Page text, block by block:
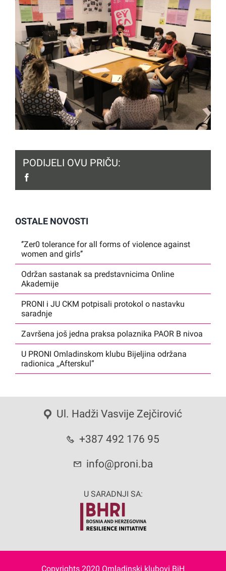
PODIJELI OVU PRIČU:
OSTALE NOVOSTI
‘’Zer0 tolerance for all forms of violence against
women and girls’’
Održan sastanak sa predstavnicima Online
Akademije
PRONI i JU CKM potpisali protokol o nastavku
saradnje
Završena još jedna praksa polaznika PAOR B nivoa
U PRONI Omladinskom klubu Bijeljina održana
radionica ,,Afterskul”
Ul. Hadži Vasvije Zejčirović
+387 492 176 95
info@proni.ba
U SARADNJI SA:
Copyrights 2020 Omladinski klubovi BiH